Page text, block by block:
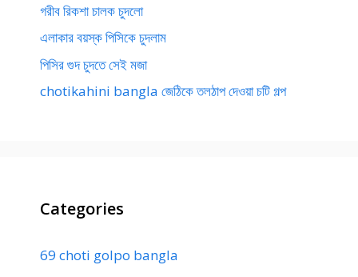
গরীব রিকশা চালক চুদলো
এলাকার বয়স্ক পিসিকে চুদলাম
পিসির গুদ চুদতে সেই মজা
chotikahini bangla জেঠিকে তলঠাপ দেওয়া চটি গল্প
Categories
69 choti golpo bangla